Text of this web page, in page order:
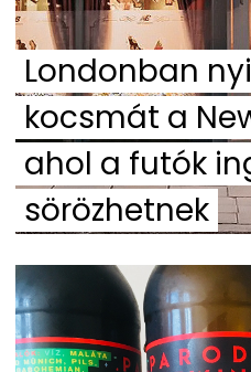
Londonban
kocsmát a
ahol a futók
sörözhetnek